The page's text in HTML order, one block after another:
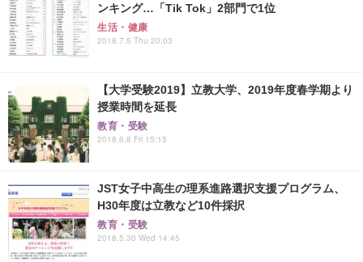
ンキング…「Tik Tok」2部門で1位
生活・健康
2018.7.5 Thu 20:03
【大学受験2019】立教大学、2019年度春学期より
授業時間を延長
教育・受験
2018.6.8 Fri 15:15
JST女子中高生の理系進路選択支援プログラム、
H30年度は立教など10件採択
教育・受験
2018.5.30 Wed 14:45